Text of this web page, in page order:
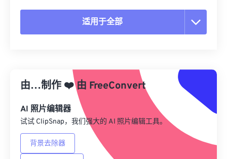
适用于全部
从预设应用
另存为预设
由…制作 ❤️由 FreeConvert
AI 照片编辑器
试试 ClipSnap，我们强大的 AI 照片编辑工具。
背景去除器